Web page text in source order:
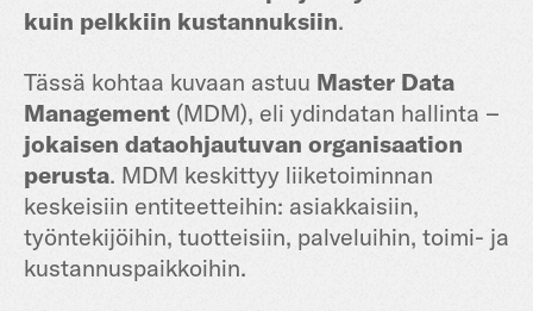
kuin pelkkiin kustannuksiin.
Tässä kohtaa kuvaan astuu Master Data
Management (MDM), eli ydindatan hallinta –
jokaisen dataohjautuvan organisaation
perusta. MDM keskittyy liiketoiminnan
keskeisiin entiteetteihin: asiakkaisiin,
työntekijöihin, tuotteisiin, palveluihin, toimi- ja
kustannuspaikkoihin.